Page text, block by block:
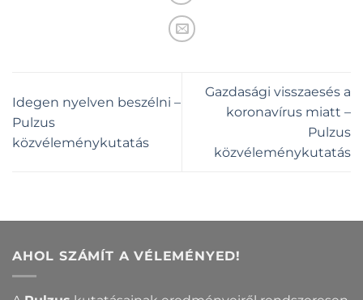
Idegen nyelven beszélni –
Pulzus
közvéleménykutatás
Gazdasági visszaesés a
koronavírus miatt –
Pulzus
közvéleménykutatás
AHOL SZÁMÍT A VÉLEMÉNYED!